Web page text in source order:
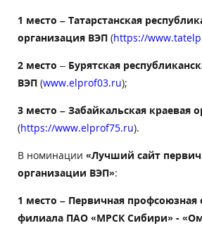
1 место – Татарстанская
организация ВЭП (https://www.
2 место – Бурятская
ВЭП (www.elprof03.ru);
3 место – Забайкальская краевая
(https://www.elprof75.ru).
В номинации «Лучший сайт
организации ВЭП»:
1 место – Первичная профсоюзная
филиала ПАО «МРСК Сибири» -